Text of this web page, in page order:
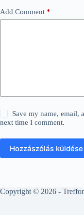
Add Comment *
Save my name, email,
next time I comment.
Hozzászólás küldése
Copyright © 2026 -